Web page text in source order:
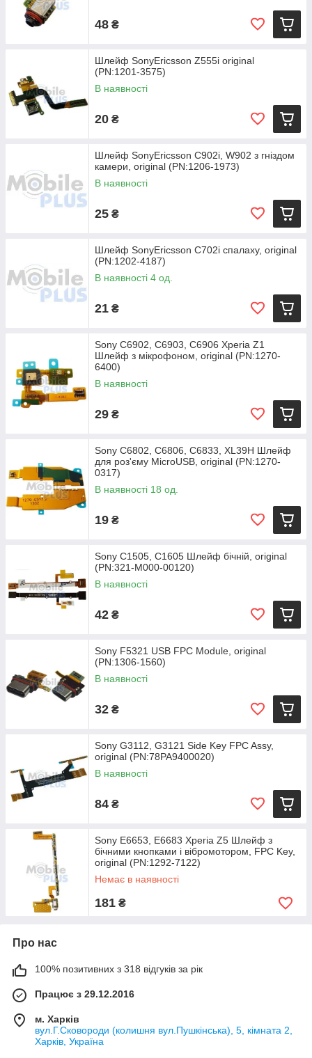
48 ₴
Шлейф SonyEricsson Z555i original
(PN:1201-3575)
В наявності
20 ₴
Шлейф SonyEricsson C902i, W902 з гніздом
камери, original (PN:1206-1973)
В наявності
25 ₴
Шлейф SonyEricsson C702i спалаху, original
(PN:1202-4187)
В наявності 4 од.
21 ₴
Sony C6902, C6903, C6906 Xperia Z1
Шлейф з мікрофоном, original (PN:1270-
6400)
В наявності
29 ₴
Sony C6802, C6806, C6833, XL39H Шлейф
для роз'єму MicroUSB, original (PN:1270-
0317)
В наявності 18 од.
19 ₴
Sony C1505, C1605 Шлейф бічній, original
(PN:321-M000-00120)
В наявності
42 ₴
Sony F5321 USB FPC Module, original
(PN:1306-1560)
В наявності
32 ₴
Sony G3112, G3121 Side Key FPC Assy,
original (PN:78PA9400020)
В наявності
84 ₴
Sony E6653, E6683 Xperia Z5 Шлейф з
бічними кнопками і вібромотором, FPC Key,
original (PN:1292-7122)
Немає в наявності
181 ₴
Про нас
100% позитивних з 318 відгуків за рік
Працює з 29.12.2016
м. Харків
вул.Г.Сковороди (колишня вул.Пушкінська), 5, кімната 2,
Харків, Україна